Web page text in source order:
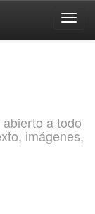
a todo
imágenes,